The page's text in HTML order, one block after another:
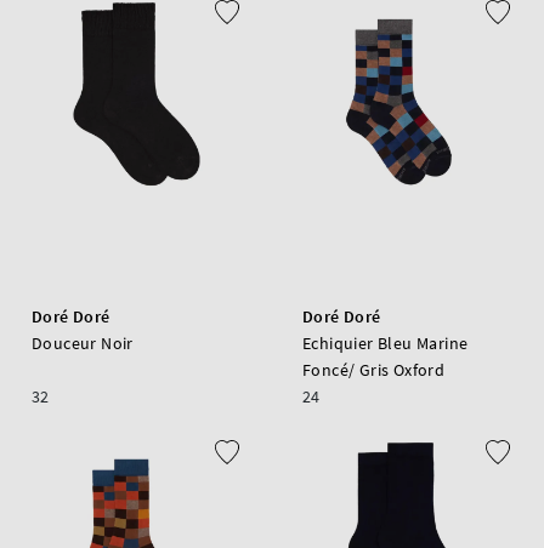
Doré Doré
Douceur Noir
32
Doré Doré
Echiquier Bleu Marine
Foncé/ Gris Oxford
24